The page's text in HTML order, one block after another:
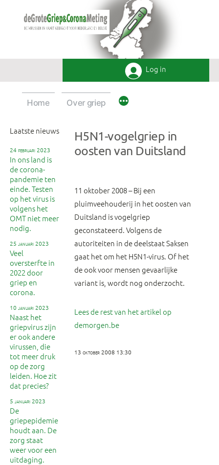
Log in
Home Over griep
Laatste nieuws
24 februari 2023
In ons land is
de corona-
pandemie ten
einde. Testen
op het virus is
volgens het
OMT niet meer
nodig.
25 januari 2023
Veel
oversterfte in
2022 door
griep en
corona.
10 januari 2023
Naast het
griepvirus zijn
er ook andere
virussen, die
tot meer druk
op de zorg
leiden. Hoe zit
dat precies?
5 januari 2023
De
griepepidemie
houdt aan. De
zorg staat
weer voor een
uitdaging.
H5N1-vogelgriep in
oosten van Duitsland
11 oktober 2008 – Bij een
pluimveehouderij in het oosten van
Duitsland is vogelgriep
geconstateerd. Volgens de
autoriteiten in de deelstaat Saksen
gaat het om het H5N1-virus. Of het
de ook voor mensen gevaarlijke
variant is, wordt nog onderzocht.
Lees de rest van het artikel op
demorgen.be
13 oktober 2008 13:30